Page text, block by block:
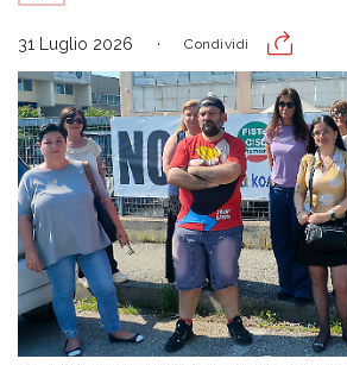
31 Luglio 2026 Condividi